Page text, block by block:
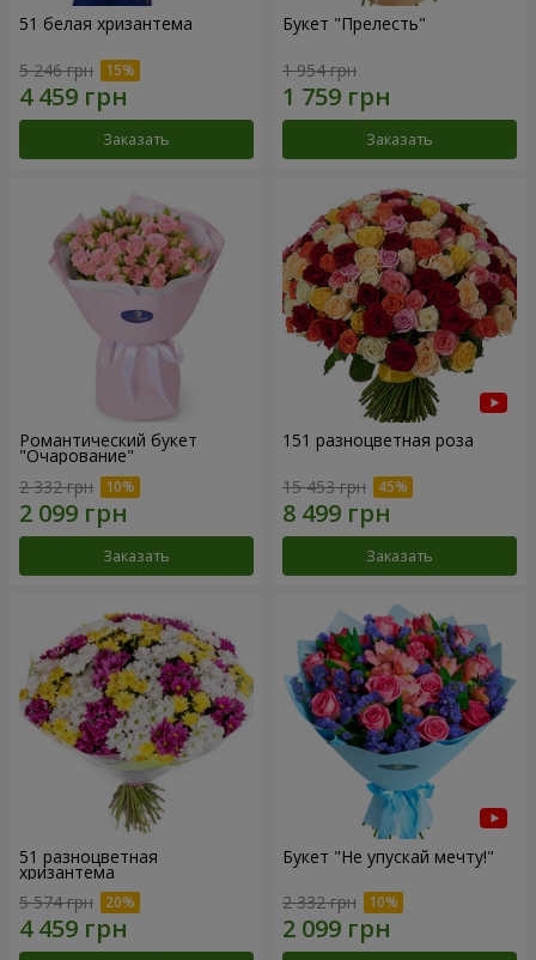
51 белая хризантема
5 246 грн
Заказать
Букет "Прелесть"
1 954 грн
Заказать
Романтический букет
"Очарование"
2 332 грн
Заказать
151 разноцветная роза
15 453 грн
Заказать
51 разноцветная
хризантема
5 574 грн
Букет "Не упускай мечту!"
2 332 грн